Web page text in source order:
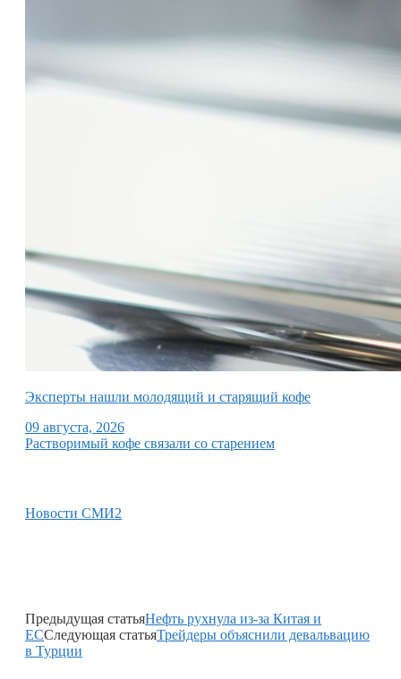
Эксперты нашли молодящий и старящий кофе
09 августа, 2026
Растворимый кофе связали со старением
Новости СМИ2
Предыдущая статьяНефть рухнула из-за Китая и
ЕССледующая статьяТрейдеры объяснили девальвацию
в Турции